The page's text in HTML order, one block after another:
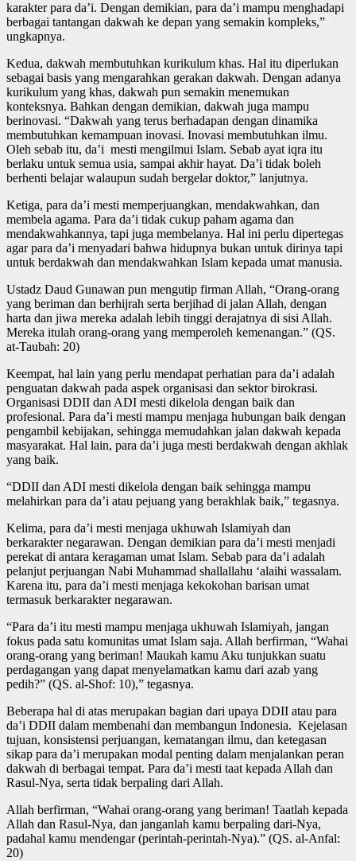
karakter para da’i. Dengan demikian, para da’i mampu menghadapi
berbagai tantangan dakwah ke depan yang semakin kompleks,”
ungkapnya.
Kedua, dakwah membutuhkan kurikulum khas. Hal itu diperlukan
sebagai basis yang mengarahkan gerakan dakwah. Dengan adanya
kurikulum yang khas, dakwah pun semakin menemukan
konteksnya. Bahkan dengan demikian, dakwah juga mampu
berinovasi. “Dakwah yang terus berhadapan dengan dinamika
membutuhkan kemampuan inovasi. Inovasi membutuhkan ilmu.
Oleh sebab itu, da’i mesti mengilmui Islam. Sebab ayat iqra itu
berlaku untuk semua usia, sampai akhir hayat. Da’i tidak boleh
berhenti belajar walaupun sudah bergelar doktor,” lanjutnya.
Ketiga, para da’i mesti memperjuangkan, mendakwahkan, dan
membela agama. Para da’i tidak cukup paham agama dan
mendakwahkannya, tapi juga membelanya. Hal ini perlu dipertegas
agar para da’i menyadari bahwa hidupnya bukan untuk dirinya tapi
untuk berdakwah dan mendakwahkan Islam kepada umat manusia.
Ustadz Daud Gunawan pun mengutip firman Allah, “Orang-orang
yang beriman dan berhijrah serta berjihad di jalan Allah, dengan
harta dan jiwa mereka adalah lebih tinggi derajatnya di sisi Allah.
Mereka itulah orang-orang yang memperoleh kemenangan.” (QS.
at-Taubah: 20)
Keempat, hal lain yang perlu mendapat perhatian para da’i adalah
penguatan dakwah pada aspek organisasi dan sektor birokrasi.
Organisasi DDII dan ADI mesti dikelola dengan baik dan
profesional. Para da’i mesti mampu menjaga hubungan baik dengan
pengambil kebijakan, sehingga memudahkan jalan dakwah kepada
masyarakat. Hal lain, para da’i juga mesti berdakwah dengan akhlak
yang baik.
“DDII dan ADI mesti dikelola dengan baik sehingga mampu
melahirkan para da’i atau pejuang yang berakhlak baik,” tegasnya.
Kelima, para da’i mesti menjaga ukhuwah Islamiyah dan
berkarakter negarawan. Dengan demikian para da’i mesti menjadi
perekat di antara keragaman umat Islam. Sebab para da’i adalah
pelanjut perjuangan Nabi Muhammad shallallahu ‘alaihi wassalam.
Karena itu, para da’i mesti menjaga kekokohan barisan umat
termasuk berkarakter negarawan.
“Para da’i itu mesti mampu menjaga ukhuwah Islamiyah, jangan
fokus pada satu komunitas umat Islam saja. Allah berfirman, “Wahai
orang-orang yang beriman! Maukah kamu Aku tunjukkan suatu
perdagangan yang dapat menyelamatkan kamu dari azab yang
pedih?” (QS. al-Shof: 10),” tegasnya.
Beberapa hal di atas merupakan bagian dari upaya DDII atau para
da’i DDII dalam membenahi dan membangun Indonesia. Kejelasan
tujuan, konsistensi perjuangan, kematangan ilmu, dan ketegasan
sikap para da’i merupakan modal penting dalam menjalankan peran
dakwah di berbagai tempat. Para da’i mesti taat kepada Allah dan
Rasul-Nya, serta tidak berpaling dari Allah.
Allah berfirman, “Wahai orang-orang yang beriman! Taatlah kepada
Allah dan Rasul-Nya, dan janganlah kamu berpaling dari-Nya,
padahal kamu mendengar (perintah-perintah-Nya).” (QS. al-Anfal:
20)